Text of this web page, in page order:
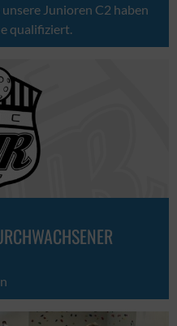
Junioren C2 haben
qualifiziert.